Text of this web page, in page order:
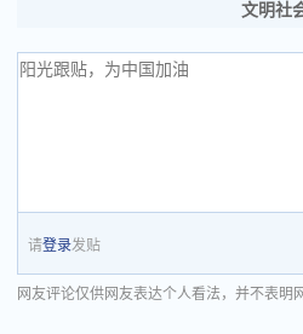
文明社
请登录发贴
网友评论仅供网友表达个人看法，并不表明